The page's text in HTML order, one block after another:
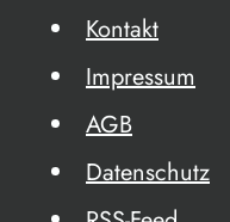
Kontakt
Impressum
AGB
Datenschutz